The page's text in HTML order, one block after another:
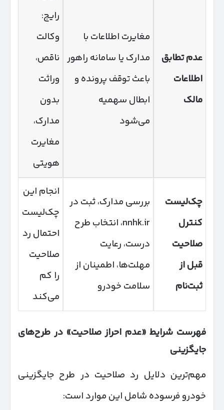
عدم تطابق
اطلاعات
مالک
مغایرت اطلاعات با
مدارک یا سامانه راهور
باعث توقف پرونده و
ابطال سهمیه
می‌شود
رایج:
وکالت
ناقص،
وراثت
بدون
مدارک،
مغایرت
هویتی
چک‌لیست
کنترل
صلاحیت
قبل از
ثبت‌نام
بررسی مدارک، ثبت در
nnhk.ir، انتخاب طرح
درست، رعایت
مهلت‌ها، اطمینان از
سلامت خودرو
انجام این
چک‌لیست
احتمال رد
صلاحیت
را کم
می‌کند
فهرست شرایط «عدم احراز صلاحیت» در طرح‌های
جایگزینی
مهم‌ترین دلایل رد صلاحیت در طرح جایگزینی
خودرو فرسوده شامل این موارد است: